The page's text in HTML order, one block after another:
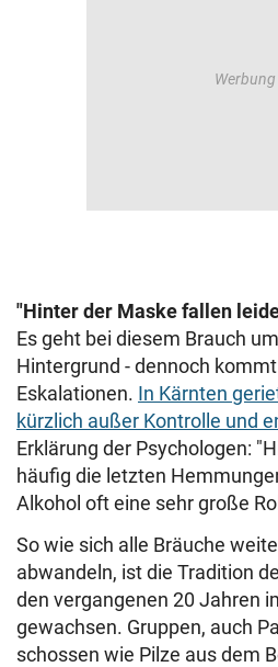
"Hinter der Maske fallen
Es geht bei diesem Brauch
Hintergrund - dennoch
Eskalationen. In Kärnten
kürzlich außer Kontrolle und
Erklärung der Psychologen:
häufig die letzten
Alkohol oft eine sehr große
So wie sich alle Bräuche
abwandeln, ist die Tradition
den vergangenen 20 Jahren
gewachsen. Gruppen, auch
schossen wie Pilze aus dem